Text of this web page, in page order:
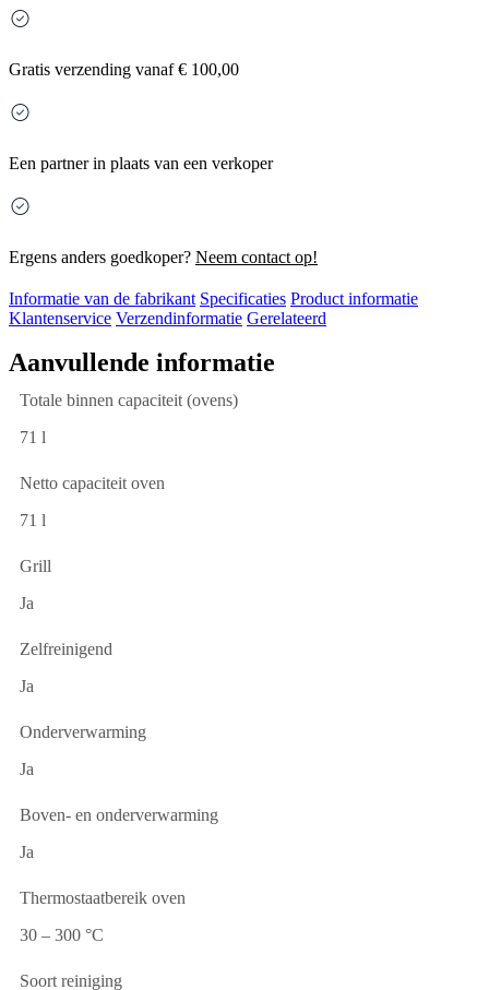
Gratis verzending vanaf € 100,00
Een partner in plaats van een verkoper
Ergens anders goedkoper? Neem contact op!
Informatie van de fabrikant Specificaties Product informatie
Klantenservice Verzendinformatie Gerelateerd
Aanvullende informatie
Totale binnen capaciteit (ovens)
71 l
Netto capaciteit oven
71 l
Grill
Ja
Zelfreinigend
Ja
Onderverwarming
Ja
Boven- en onderverwarming
Ja
Thermostaatbereik oven
30 – 300 °C
Soort reiniging